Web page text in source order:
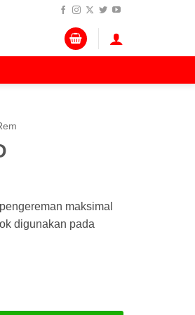
maksimal
digunakan pada